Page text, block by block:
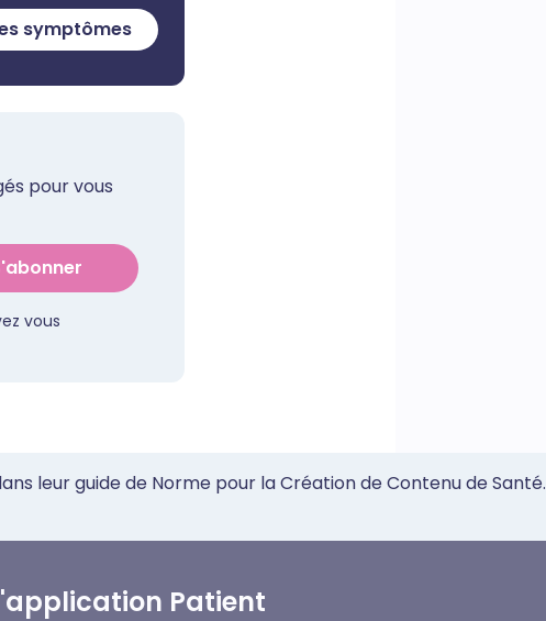
symptômes
pour vous
vous
leur guide de Norme pour la Création de Contenu de Santé.
Patient